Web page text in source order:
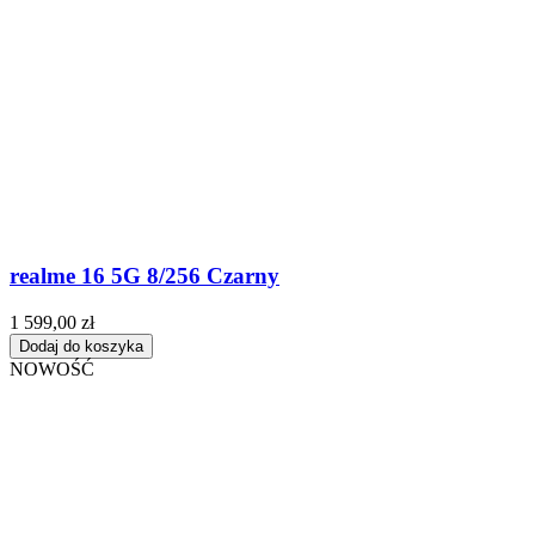
realme 16 5G 8/256 Czarny
1 599,00 zł
Dodaj do koszyka
NOWOŚĆ